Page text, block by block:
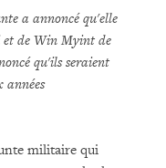
a annoncé qu'elle
et de Win Myint de
qu'ils seraient
années
militaire qui